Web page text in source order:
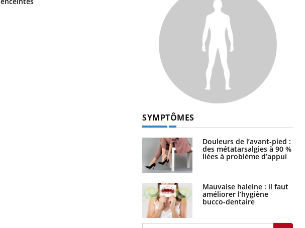
SYMPTÔMES
Douleurs de l’avant-pied :
des métatarsalgies à 90 %
liées à problème d’appui
Mauvaise haleine : il faut
améliorer l’hygiène
bucco-dentaire